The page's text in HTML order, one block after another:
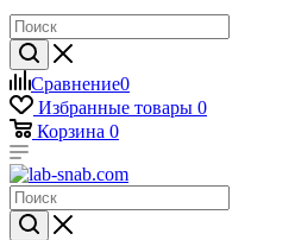
Сравнение0
Избранные товары 0
Корзина 0